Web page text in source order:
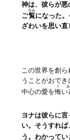
神は、彼らが
ご覧
らん
になった
ざわいを思い直
この世界を創ら
うことがおで
中心の愛を悔
く
い
ヨナは彼らに
い。そうすれ
う。わかって